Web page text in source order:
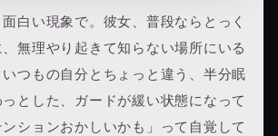
白い現象で。彼女、普段ならとっく
無理やり起きて知らない場所にいる
つもの自分とちょっと違う、半分眠
とした、ガードが緩い状態になって
ションおかしいかも」って自覚して